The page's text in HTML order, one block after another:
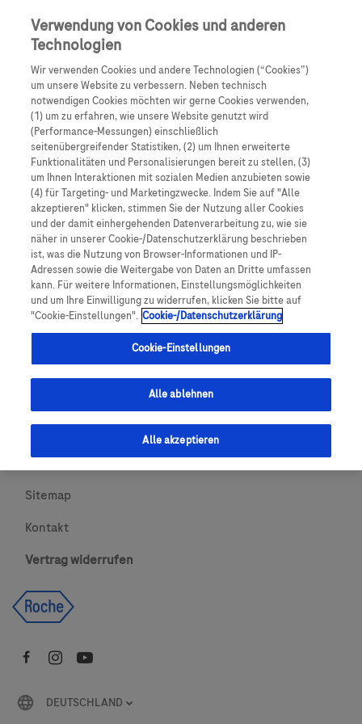
Skip to main content 0
Produkte Artikel
Es tut uns leid, aber es gibt keine Ergebnisse für:
Über Roche
Impressum
Rechtliche Hinweise
Datenschutz
Cookie-Einstellungen
Urheberrecht
Newsletter abonnieren
Sitemap
Kontakt
Vertrag widerrufen
DEUTSCHLAND
Verwendung von Cookies und anderen
Technologien
Wir verwenden Cookies und andere Technologien (“Cookies”)
um unsere Website zu verbessern. Neben technisch
notwendigen Cookies möchten wir gerne Cookies verwenden,
(1) um zu erfahren, wie unsere Website genutzt wird
(Performance-Messungen) einschließlich
seitenübergreifender Statistiken, (2) um Ihnen erweiterte
Funktionalitäten und Personalisierungen bereit zu stellen, (3)
um Ihnen Interaktionen mit sozialen Medien anzubieten sowie
(4) für Targeting- und Marketingzwecke. Indem Sie auf "Alle
akzeptieren" klicken, stimmen Sie der Nutzung aller Cookies
und der damit einhergehenden Datenverarbeitung zu, wie sie
näher in unserer Cookie-/Datenschutzerklärung beschrieben
ist, was die Nutzung von Browser-Informationen und IP-
Adressen sowie die Weitergabe von Daten an Dritte umfassen
kann. Für weitere Informationen, Einstellungsmöglichkeiten
und um Ihre Einwilligung zu widerrufen, klicken Sie bitte auf
"Cookie-Einstellungen". Cookie-/Datenschutzerklärung
Cookie-Einstellungen
Alle ablehnen
Alle akzeptieren